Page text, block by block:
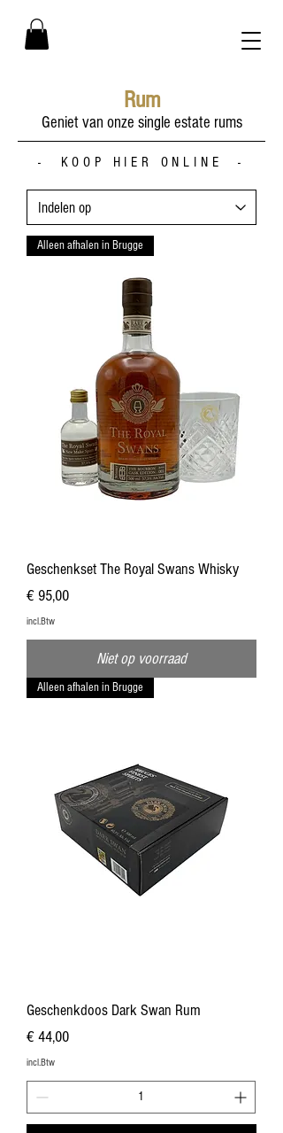
Rum
Geniet van onze single estate rums
- KOOP HIER ONLINE -
Alleen afhalen in Brugge
Geschenkset The Royal Swans Whisky
Prijs
€ 95,00
incl.Btw
Niet op voorraad
Alleen afhalen in Brugge
Geschenkdoos Dark Swan Rum
Prijs
€ 44,00
incl.Btw